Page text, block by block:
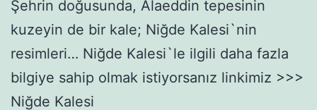
Şehrin doğusunda, Alaeddin tepesinin
kuzeyin de bir kale; Niğde Kalesi`nin
resimleri… Niğde Kalesi`le ilgili daha fazla
bilgiye sahip olmak istiyorsanız linkimiz >>>
Niğde Kalesi